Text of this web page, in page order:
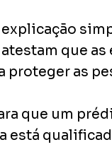
que
proteger as
que um